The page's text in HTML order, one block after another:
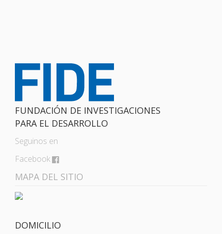
FUNDACIÓN DE INVESTIGACIONES
PARA EL DESARROLLO
Seguinos en
Facebook
MAPA DEL SITIO
DOMICILIO